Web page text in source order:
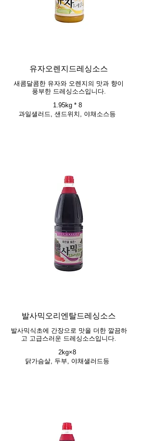
유자오렌지드레싱소스
새콤달콤한 유자와 오렌지의 맛과 향이
풍부한 드레싱소스입니다.
1.95kg * 8
과일샐러드, 샌드위치, 야채소스등
발사믹오리엔탈드레싱소스
발사믹식초에 간장으로 맛을 더한 깔끔하
고 고급스러운 드레싱소스입니다.
2kg×8
닭가슴살, 두부, 야채샐러드등